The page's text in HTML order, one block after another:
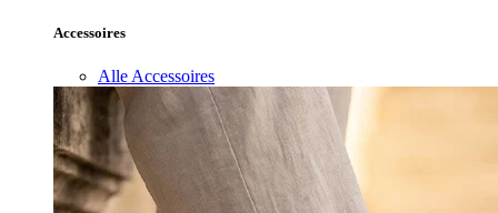
Accessoires
Alle Accessoires